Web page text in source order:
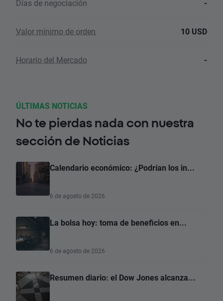
Días de negociación -
Valor mínimo de orden 10 USD
Horario del Mercado -
ÚLTIMAS NOTICIAS
No te pierdas nada con nuestra
sección de Noticias
Calendario económico: ¿Podrían los in...
6 de agosto de 2026
La bolsa hoy: toma de beneficios en...
6 de agosto de 2026
Resumen diario: el Dow Jones alcanza...